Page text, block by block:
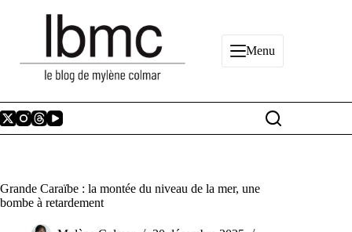
Menu
Grande Caraïbe : la montée du niveau de la mer, une
bombe à retardement